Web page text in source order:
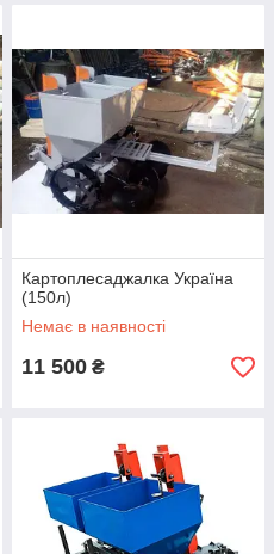
Картоплесаджалка Україна
(150л)
Немає в наявності
11 500 ₴